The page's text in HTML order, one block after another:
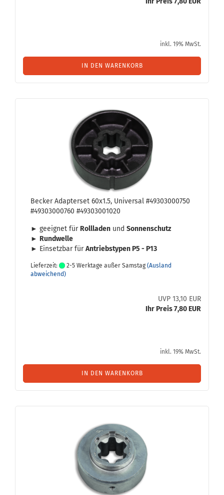
inkl. 19% MwSt.
IN DEN WARENKORB
Be­cker Ad­ap­ter­set 60x1.5, Uni­ver­sal #49303000750
#49303000760 #49303001020
► ge­eig­net für Roll­la­den und Son­nen­schutz
► Rund­wel­le
► Ein­setz­bar fürAn­triebs­ty­pen P5 - P13
Lieferzeit: 2-5 Werktage außer Samstag (Ausland
abweichend)
UVP 13,10 EUR
Ihr Preis 7,80 EUR
inkl. 19% MwSt.
IN DEN WARENKORB